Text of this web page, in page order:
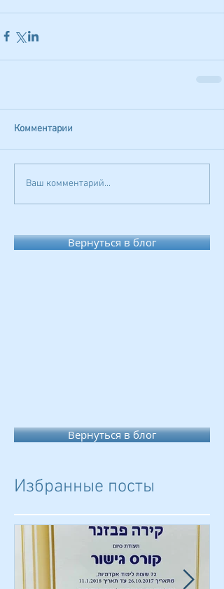
Комментарии
Ваш комментарий...
Вернуться в блог
Вернуться в блог
Избранные посты